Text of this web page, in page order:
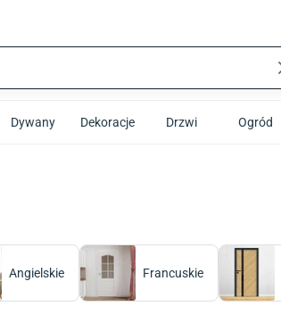
Dywany Dekoracje Drzwi Ogród
Angielskie Francuskie